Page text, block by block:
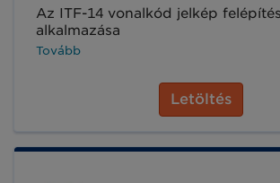
Az ITF-14 vonalkód jelkép
alkalmazása
Tovább
Letöltés